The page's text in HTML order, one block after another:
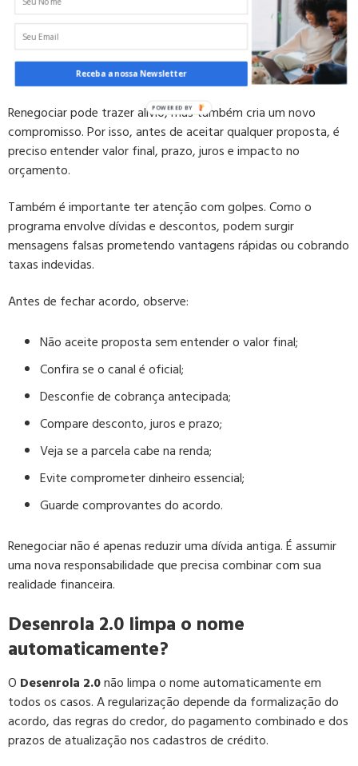
difícil de manter.
Cuidados antes de fechar acordo no
novo Desenrola
Renegociar pode trazer alívio, mas também cria um novo
compromisso. Por isso, antes de aceitar qualquer proposta, é
preciso entender valor final, prazo, juros e impacto no
orçamento.
Também é importante ter atenção com golpes. Como o
programa envolve dívidas e descontos, podem surgir
mensagens falsas prometendo vantagens rápidas ou cobrando
taxas indevidas.
Antes de fechar acordo, observe:
Não aceite proposta sem entender o valor final;
Confira se o canal é oficial;
Desconfie de cobrança antecipada;
Compare desconto, juros e prazo;
Veja se a parcela cabe na renda;
Evite comprometer dinheiro essencial;
Guarde comprovantes do acordo.
Renegociar não é apenas reduzir uma dívida antiga. É assumir
uma nova responsabilidade que precisa combinar com sua
realidade financeira.
Desenrola 2.0 limpa o nome
automaticamente?
O Desenrola 2.0não limpa o nome automaticamente em
todos os casos. A regularização depende da formalização do
acordo, das regras do credor, do pagamento combinado e dos
prazos de atualização nos cadastros de crédito.
Receba a nossa Newsletter